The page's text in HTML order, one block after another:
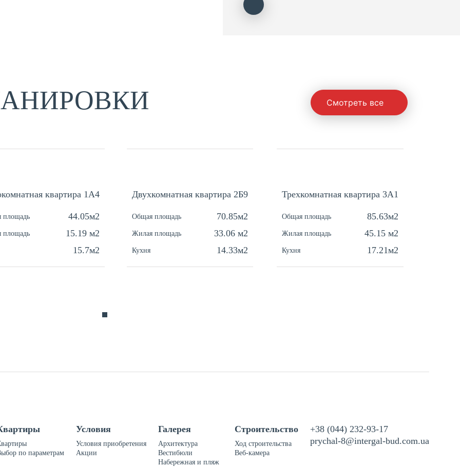
Смотреть все
квартира 1А4
площадь 44.05м2
площадь 15.19 м2
15.7м2
Двухкомнатная квартира 2Б9
Общая площадь 70.85м2
Жилая площадь 33.06 м2
Кухня 14.33м2
Трехкомнатная квартира 3A1
Общая площадь 85.63м2
Жилая площадь 45.15 м2
Кухня 17.21м2
по параметрам
Условия
Условия приобретения
Акции
Галерея
Архитектура
Вестибюли
Набережная и пляж
Строительство
Ход строительства
Веб-камера
+38 (044) 232-93-17
prychal-8@intergal-bud.com.ua